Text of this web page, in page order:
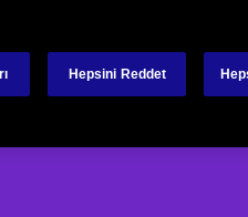
Hepsini Reddet